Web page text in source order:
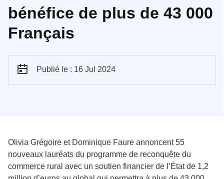
bénéfice de plus de 43 000
Français
Publié le : 16 Jul 2024
Olivia Grégoire et Dominique Faure annoncent 55
nouveaux lauréats du programme de reconquête du
commerce rural avec un soutien financier de l’État de 1,2